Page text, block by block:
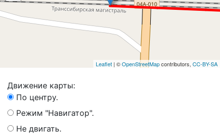
Leaflet | ©OpenStreetMapcontributors, CC-BY-SA
Движение карты:
По центру.
Режим "Навигатор".
Не двигать.